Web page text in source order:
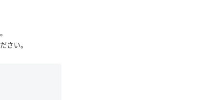
さい。